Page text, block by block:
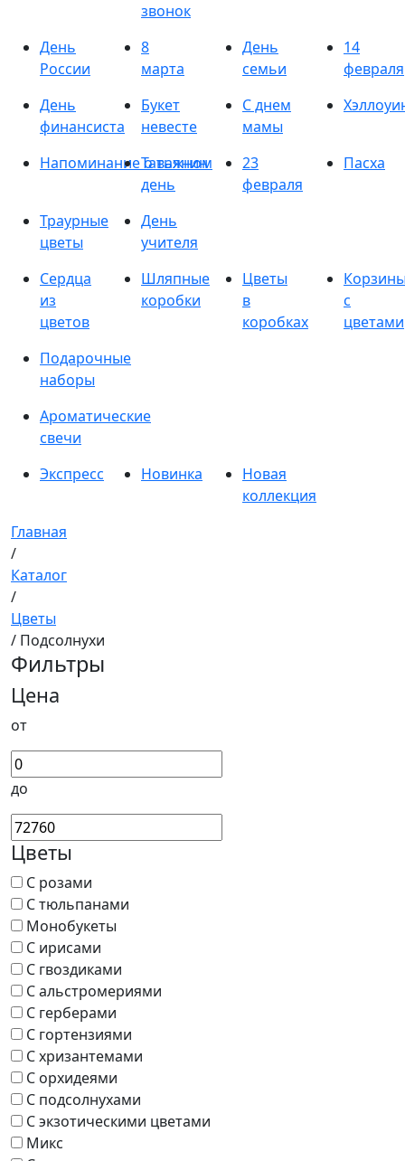
звонок
День
России
8
марта
День
семьи
14
февраля
День
финансиста
Букет
невесте
С днем
мамы
Напоминание о важном
Татьянин
день
23
февраля
Пасха
Траурные
цветы
День
учителя
Сердца
из
цветов
Шляпные
коробки
Цветы
в
коробках
с
цветами
Подарочные
наборы
Ароматические
свечи
Экспресс
Новинка
Новая
коллекция
Главная
/
Каталог
/
Цветы
/ Подсолнухи
Фильтры
Цена
от
до
Цветы
С розами
С тюльпанами
Монобукеты
С ирисами
С гвоздиками
С альстромериями
С герберами
С гортензиями
С хризантемами
С орхидеями
С подсолнухами
С экзотическими цветами
Микс